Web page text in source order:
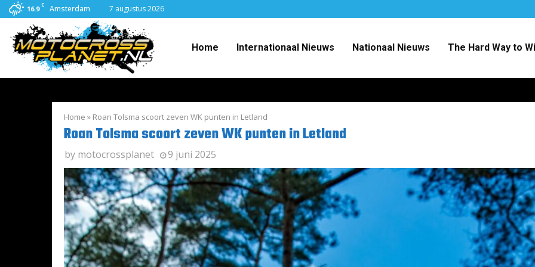
16.9 C Amsterdam 7 augustus 2026
Home Internationaal Nieuws Nationaal Nieuws The Hard Way to
Home » Roan Tolsma scoort zeven WK punten in Letland
Roan Tolsma scoort zeven WK punten in Letland
by motocrossplanet 9 juni 2025